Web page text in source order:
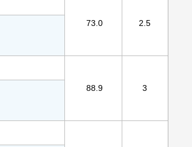
2.5
73.0
3
88.9